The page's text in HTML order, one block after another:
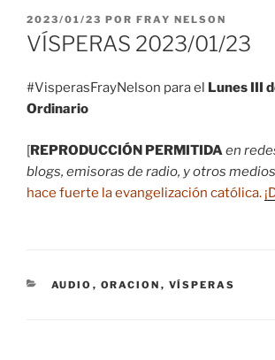
PUBLICADO
EL
2023/01/23 POR FRAY NELSON
VÍSPERAS 2023/01/23
#VisperasFrayNelson para el Lunes III
Ordinario
[REPRODUCCIÓN PERMITIDAen
blogs, emisoras de radio, y otros medios
hace fuerte la evangelización católica.
CATEGORÍAS
AUDIO , ORACION , VÍSPERAS